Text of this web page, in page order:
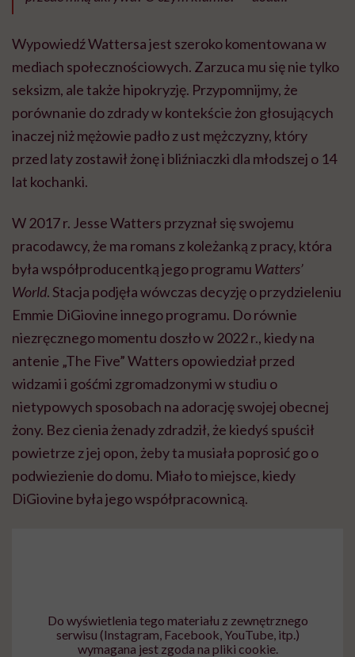
Wypowiedź Wattersa jest szeroko komentowana w
mediach społecznościowych. Zarzuca mu się nie tylko
seksizm, ale także hipokryzję. Przypomnijmy, że
porównanie do zdrady w kontekście żon głosujących
inaczej niż mężowie padło z ust mężczyzny, który
przed laty zostawił żonę i bliźniaczki dla młodszej o 14
lat kochanki.
W 2017 r. Jesse Watters przyznał się swojemu
pracodawcy, że ma romans z koleżanką z pracy, która
była współproducentką jego programu Watters’
World. Stacja podjęła wówczas decyzję o przydzieleniu
Emmie DiGiovine innego programu. Do równie
niezręcznego momentu doszło w 2022 r., kiedy na
antenie „The Five” Watters opowiedział przed
widzami i gośćmi zgromadzonymi w studiu o
nietypowych sposobach na adorację swojej obecnej
żony. Bez cienia żenady zdradził, że kiedyś spuścił
powietrze z jej opon, żeby ta musiała poprosić go o
podwiezienie do domu. Miało to miejsce, kiedy
DiGiovine była jego współpracownicą.
Do wyświetlenia tego materiału z zewnętrznego
serwisu (Instagram, Facebook, YouTube, itp.)
wymagana jest zgoda na pliki cookie.